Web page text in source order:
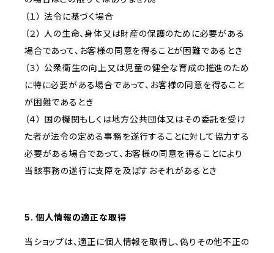
（１） 法令に基づく場合
（２） 人の生命、身体又は財産の保護のために必要がある
場合であって、お客様の同意を得ることが困難であるとき
（３） 公衆衛生の向上又は児童の健全な育成の推進のため
に特に必要がある場合であって、お客様の同意を得ること
が困難であるとき
（４） 国の機関もしくは地方公共団体又はその委託を受け
た者が法令の定める事務を遂行することに対して協力する
必要がある場合であって、お客様の同意を得ることにより
当該事務の遂行に支障を及ぼすおそれがあるとき
5. 個人情報の適正な取得
当ショップは、適正に個人情報を取得し、偽りその他不正の